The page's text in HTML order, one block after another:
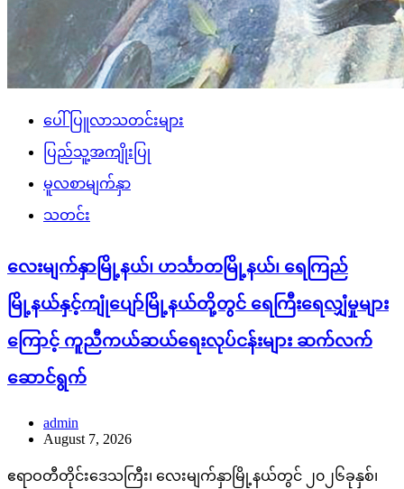
ပေါ်ပြူလာသတင်းများ
ပြည်သူ့အကျိုးပြု
မူလစာမျက်နှာ
သတင်း
လေးမျက်နှာမြို့နယ်၊ ဟင်္သာတမြို့နယ်၊ ရေကြည်
မြို့နယ်နှင့်ကျုံပျော်မြို့နယ်တို့တွင် ရေကြီးရေလျှံမှုများ
ကြောင့် ကူညီကယ်ဆယ်ရေးလုပ်ငန်းများ ဆက်လက်
ဆောင်ရွက်
admin
August 7, 2026
ဧရာဝတီတိုင်းဒေသကြီး၊ လေးမျက်နှာမြို့နယ်တွင် ၂၀၂၆ခုနှစ်၊